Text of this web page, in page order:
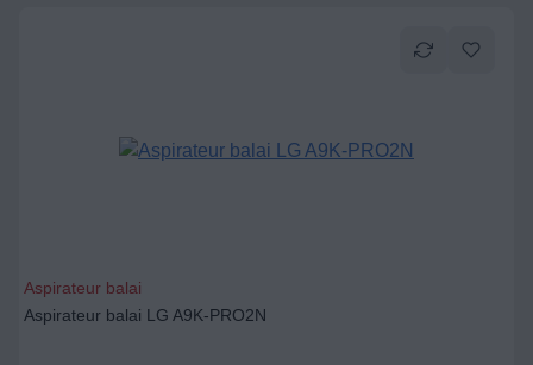
Aspirateur balai
Aspirateur balai LG A9K-PRO2N